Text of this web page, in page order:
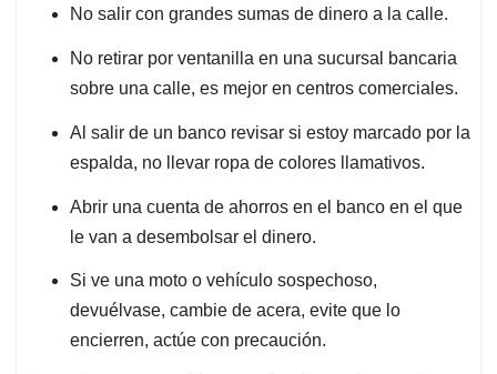
No salir con grandes sumas de dinero a la calle.
No retirar por ventanilla en una sucursal bancaria
sobre una calle, es mejor en centros comerciales.
Al salir de un banco revisar si estoy marcado por la
espalda, no llevar ropa de colores llamativos.
Abrir una cuenta de ahorros en el banco en el que
le van a desembolsar el dinero.
Si ve una moto o vehículo sospechoso,
devuélvase, cambie de acera, evite que lo
encierren, actúe con precaución.